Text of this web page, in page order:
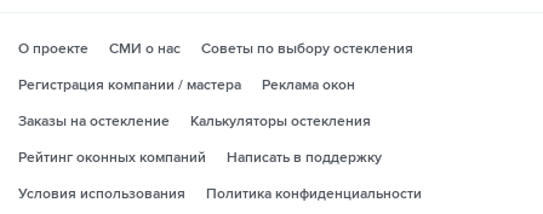
О проекте СМИ о нас
Советы по выбору остекления
Регистрация компании / мастера
Реклама окон
Заказы на остекление
Калькуляторы остекления
Рейтинг оконных компаний
Написать в поддержку
Условия использования
Политика конфиденциальности